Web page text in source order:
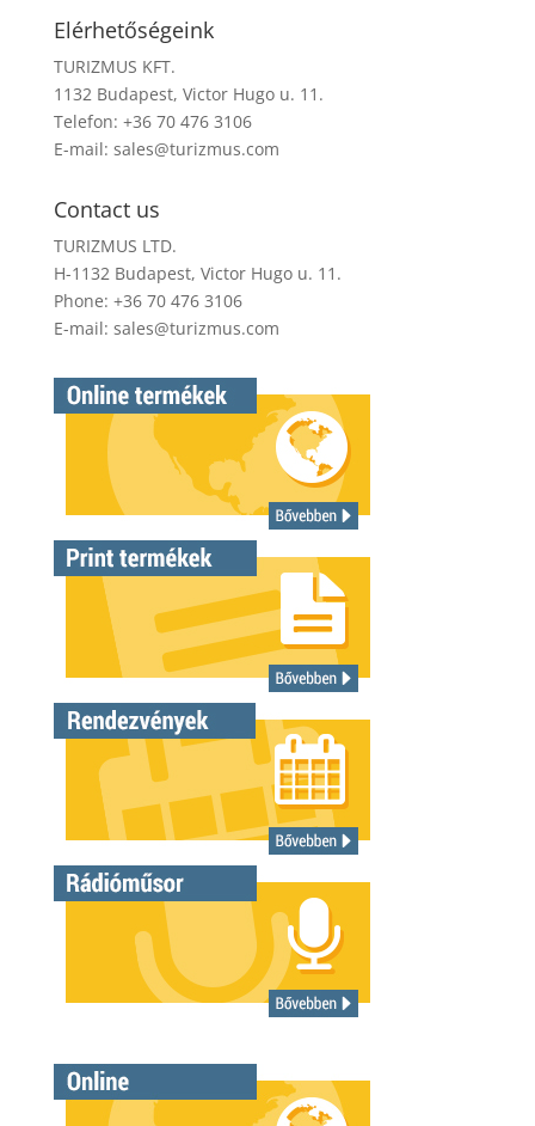
Elérhetőségeink
TURIZMUS KFT.
1132 Budapest, Victor Hugo u. 11.
Telefon: +36 70 476 3106
E-mail: sales@turizmus.com
Contact us
TURIZMUS LTD.
H-1132 Budapest, Victor Hugo u. 11.
Phone: +36 70 476 3106
E-mail: sales@turizmus.com